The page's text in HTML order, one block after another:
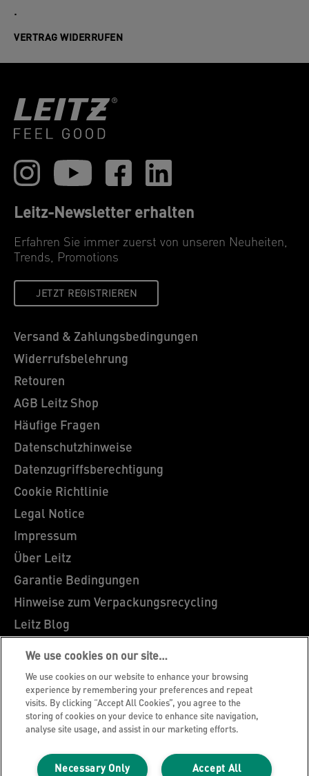
.
VERTRAG WIDERRUFEN
Leitz-Newsletter erhalten
Erfahren Sie immer zuerst von unseren Neuheiten,
Trends, Promotions
JETZT REGISTRIEREN
Versand & Zahlungsbedingungen
Widerrufsbelehrung
Retouren
AGB Leitz Shop
Häufige Fragen
Datenschutzhinweise
Datenzugriffsberechtigung
Cookie Richtlinie
Legal Notice
Impressum
Über Leitz
Garantie Bedingungen
Hinweise zum Verpackungsrecycling
Leitz Blog
Karriere
Leitz EasyPrint
Leitz Sonderanfertigungen
Leitz Individual Freeline
Kundenservice
Konformitätserklärungen
We use cookies on our site…
We use cookies on our website to enhance your browsing
experience by remembering your preferences and repeat
visits. By clicking “Accept All Cookies”, you agree to the
storing of cookies on your device to enhance site navigation,
analyse site usage, and assist in our marketing efforts.
Accept All
Necessary Only